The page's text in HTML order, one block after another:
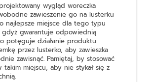
wygląd woreczka
zawieszenie go na lusterku
najlepsze miejsce dla tego typu
gdyż gwarantuje odpowiednią
potęguje działanie produktu.
przez lusterko, aby zawieszka
zawisnąć. Pamiętaj, by stosować
takim miejscu, aby nie stykał się z